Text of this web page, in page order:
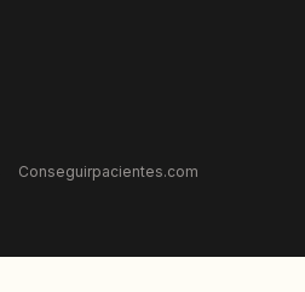
Conseguirpacientes.com